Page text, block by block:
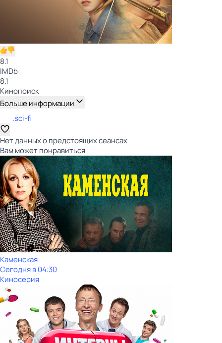
8.1
IMDb
8.1
Кинопоиск
Больше информации
.sci-fi
Нет данных о предстоящих сеансах
Вам может понравиться
Каменская
Сегодня в 04:30
Киносерия